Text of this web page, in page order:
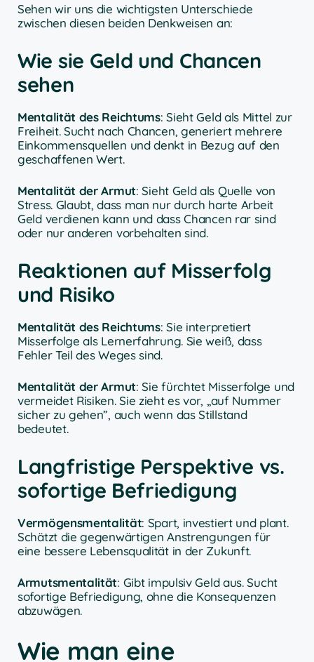
Sehen wir uns die wichtigsten Unterschiede
zwischen diesen beiden Denkweisen an:
Wie sie Geld und Chancen
sehen
Mentalität des Reichtums: Sieht Geld als Mittel zur
Freiheit. Sucht nach Chancen, generiert mehrere
Einkommensquellen und denkt in Bezug auf den
geschaffenen Wert.
Mentalität der Armut: Sieht Geld als Quelle von
Stress. Glaubt, dass man nur durch harte Arbeit
Geld verdienen kann und dass Chancen rar sind
oder nur anderen vorbehalten sind.
Reaktionen auf Misserfolg
und Risiko
Mentalität des Reichtums: Sie interpretiert
Misserfolge als Lernerfahrung. Sie weiß, dass
Fehler Teil des Weges sind.
Mentalität der Armut: Sie fürchtet Misserfolge und
vermeidet Risiken. Sie zieht es vor, „auf Nummer
sicher zu gehen”, auch wenn das Stillstand
bedeutet.
Langfristige Perspektive vs.
sofortige Befriedigung
Vermögensmentalität: Spart, investiert und plant.
Schätzt die gegenwärtigen Anstrengungen für
eine bessere Lebensqualität in der Zukunft.
Armutsmentalität: Gibt impulsiv Geld aus. Sucht
sofortige Befriedigung, ohne die Konsequenzen
abzuwägen.
Wie man eine